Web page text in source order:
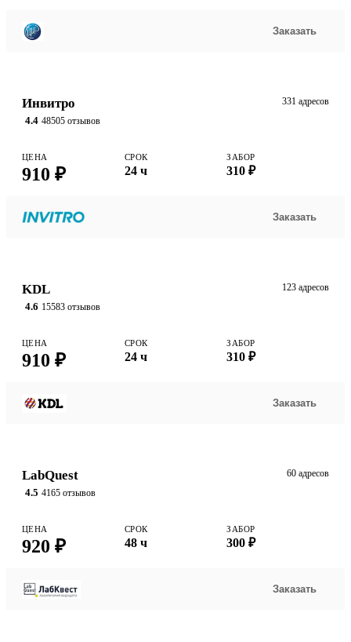
Заказать
Инвитро
4.4 48505 отзывов
331 адресов
ЦЕНА
910 ₽
СРОК
24 ч
ЗАБОР
310 ₽
Заказать
KDL
4.6 15583 отзывов
123 адресов
ЦЕНА
910 ₽
СРОК
24 ч
ЗАБОР
310 ₽
Заказать
LabQuest
4.5 4165 отзывов
60 адресов
ЦЕНА
920 ₽
СРОК
48 ч
ЗАБОР
300 ₽
Заказать